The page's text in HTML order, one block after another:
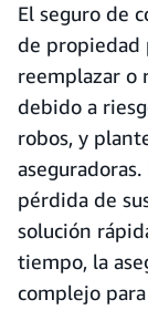
El seguro de
de propiedad
reemplazar o
debido a
robos, y
pérdida de
solución
tiempo, la
complejo